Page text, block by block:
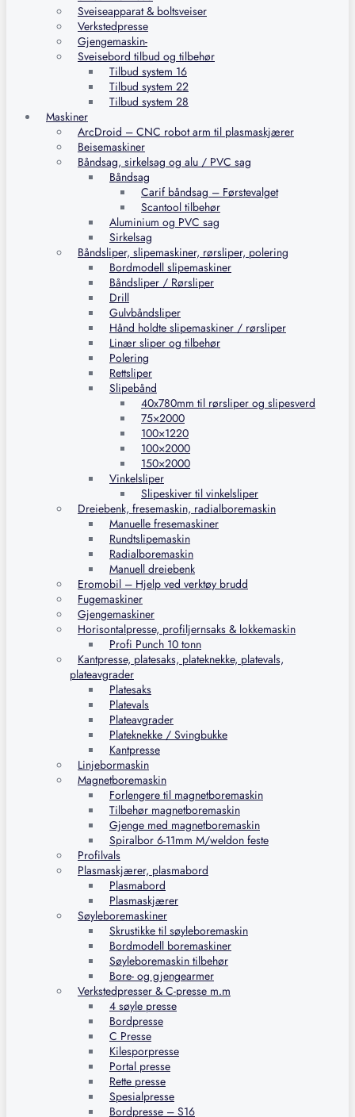
Sveiseapparat & boltsveiser
Verkstedpresse
Gjengemaskin-
Sveisebord tilbud og tilbehør
Tilbud system 16
Tilbud system 22
Tilbud system 28
Maskiner
ArcDroid – CNC robot arm til plasmaskjærer
Beisemaskiner
Båndsag, sirkelsag og alu / PVC sag
Båndsag
Carif båndsag – Førstevalget
Scantool tilbehør
Aluminium og PVC sag
Sirkelsag
Båndsliper, slipemaskiner, rørsliper, polering
Bordmodell slipemaskiner
Båndsliper / Rørsliper
Drill
Gulvbåndsliper
Hånd holdte slipemaskiner / rørsliper
Linær sliper og tilbehør
Polering
Rettsliper
Slipebånd
40x780mm til rørsliper og slipesverd
75×2000
100×1220
100×2000
150×2000
Vinkelsliper
Slipeskiver til vinkelsliper
Dreiebenk, fresemaskin, radialboremaskin
Manuelle fresemaskiner
Rundtslipemaskin
Radialboremaskin
Manuell dreiebenk
Eromobil – Hjelp ved verktøy brudd
Fugemaskiner
Gjengemaskiner
Horisontalpresse, profiljernsaks & lokkemaskin
Profi Punch 10 tonn
Kantpresse, platesaks, plateknekke, platevals,
plateavgrader
Platesaks
Platevals
Plateavgrader
Plateknekke / Svingbukke
Kantpresse
Linjebormaskin
Magnetboremaskin
Forlengere til magnetboremaskin
Tilbehør magnetboremaskin
Gjenge med magnetboremaskin
Spiralbor 6-11mm M/weldon feste
Profilvals
Plasmaskjærer, plasmabord
Plasmabord
Plasmaskjærer
Søyleboremaskiner
Skrustikke til søyleboremaskin
Bordmodell boremaskiner
Søyleboremaskin tilbehør
Bore- og gjengearmer
Verkstedpresser & C-presse m.m
4 søyle presse
Bordpresse
C Presse
Kilesporpresse
Portal presse
Rette presse
Spesialpresse
Bordpresse – S16